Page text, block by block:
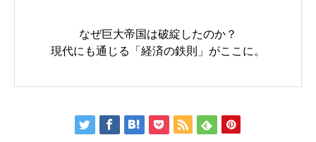
なぜ巨大帝国は破綻したのか？
現代にも通じる「経済の鉄則」がここに。